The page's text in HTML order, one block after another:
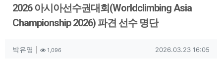
2026 아시아선수권대회(Worldclimbing Asia
Championship 2026) 파견 선수 명단
작성자 정보
박유영 작성1,096조회 작성일
2026.03.23 16:05